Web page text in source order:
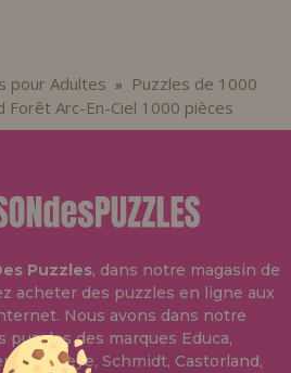
pour Adultes »
Puzzles de 1000
Forêt Arc-En-Ciel 1000 pièces
Puzzles, dans notre magasin de
acheter des puzzles en ligne aux
Nous avons dans notre
puzzles des marques Educa,
Heye, Schmidt, Castorland,